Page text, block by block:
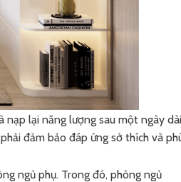
nạp lại năng lượng sau một ngày
đảm bảo đáp ứng sở thích và
ngủ phụ. Trong đó, phòng ngủ